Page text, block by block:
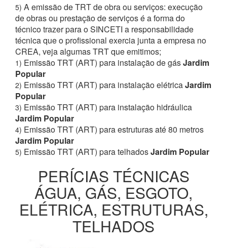
5) A emissão de TRT de obra ou serviços: execução
de obras ou prestação de serviços é a forma do
técnico trazer para o SINCETI a responsabilidade
técnica que o profissional exercia junta a empresa no
CREA, veja algumas TRT que emitimos;
1) Emissão TRT (ART) para instalação de gásJardim
Popular
2) Emissão TRT (ART) para instalação elétricaJardim
Popular
3) Emissão TRT (ART) para instalação hidráulica
Jardim Popular
4) Emissão TRT (ART) para estruturas até 80 metros
Jardim Popular
5) Emissão TRT (ART) para telhadosJardim Popular
PERÍCIAS TÉCNICAS
ÁGUA, GÁS, ESGOTO,
ELÉTRICA, ESTRUTURAS,
TELHADOS